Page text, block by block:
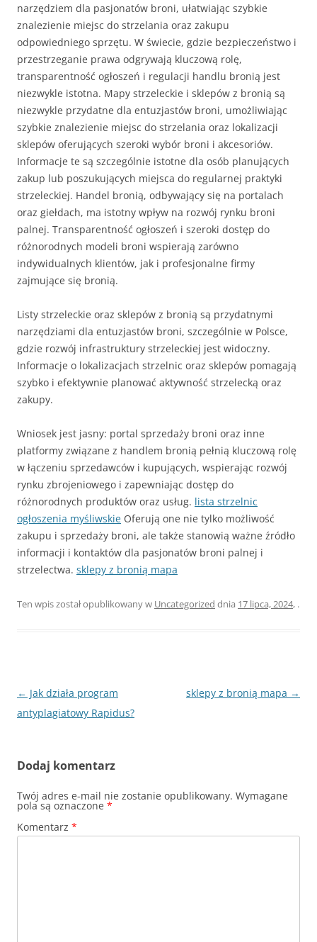
narzędziem dla pasjonatów broni, ułatwiając szybkie
znalezienie miejsc do strzelania oraz zakupu
odpowiedniego sprzętu. W świecie, gdzie bezpieczeństwo i
przestrzeganie prawa odgrywają kluczową rolę,
transparentność ogłoszeń i regulacji handlu bronią jest
niezwykle istotna. Mapy strzeleckie i sklepów z bronią są
niezwykle przydatne dla entuzjastów broni, umożliwiając
szybkie znalezienie miejsc do strzelania oraz lokalizacji
sklepów oferujących szeroki wybór broni i akcesoriów.
Informacje te są szczególnie istotne dla osób planujących
zakup lub poszukujących miejsca do regularnej praktyki
strzeleckiej. Handel bronią, odbywający się na portalach
oraz giełdach, ma istotny wpływ na rozwój rynku broni
palnej. Transparentność ogłoszeń i szeroki dostęp do
różnorodnych modeli broni wspierają zarówno
indywidualnych klientów, jak i profesjonalne firmy
zajmujące się bronią.
Listy strzeleckie oraz sklepów z bronią są przydatnymi
narzędziami dla entuzjastów broni, szczególnie w Polsce,
gdzie rozwój infrastruktury strzeleckiej jest widoczny.
Informacje o lokalizacjach strzelnic oraz sklepów pomagają
szybko i efektywnie planować aktywność strzelecką oraz
zakupy.
Wniosek jest jasny: portal sprzedaży broni oraz inne
platformy związane z handlem bronią pełnią kluczową rolę
w łączeniu sprzedawców i kupujących, wspierając rozwój
rynku zbrojeniowego i zapewniając dostęp do
różnorodnych produktów oraz usług. lista strzelnic
ogłoszenia myśliwskie Oferują one nie tylko możliwość
zakupu i sprzedaży broni, ale także stanowią ważne źródło
informacji i kontaktów dla pasjonatów broni palnej i
strzelectwa. sklepy z bronią mapa
Ten wpis został opublikowany w Uncategorized dnia 17 lipca, 2024, .
Nawigacja
wpisu
← Jak działa program
antyplagiatowy Rapidus?
sklepy z bronią mapa →
Dodaj komentarz
Twój adres e-mail nie zostanie opublikowany. Wymagane
pola są oznaczone *
Komentarz *